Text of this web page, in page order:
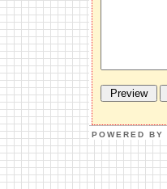
POWERED BY